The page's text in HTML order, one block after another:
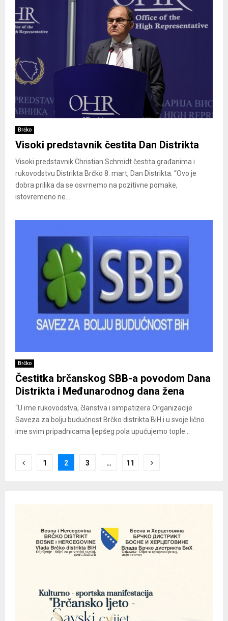
Brčko
Visoki predstavnik čestita Dan Distrikta
Visoki predstavnik Christian Schmidt čestita građanima i
rukovodstvu Distrikta Brčko 8. mart, Dan Distrikta. “Ovo je
dobra prilika da se osvrnemo na pozitivne pomake,
istovremeno ne...
Brčko
Čestitka brčanskog SBB-a povodom Dana
Distrikta i Međunarodnog dana žena
“U ime rukovodstva, članstva i simpatizera Organizacije
Saveza za bolju budućnost Brčko distrikta BiH i u svoje lično
ime svim pripadnicama ljepšeg pola upućujemo tople...
Posts
1 2 3 … 11